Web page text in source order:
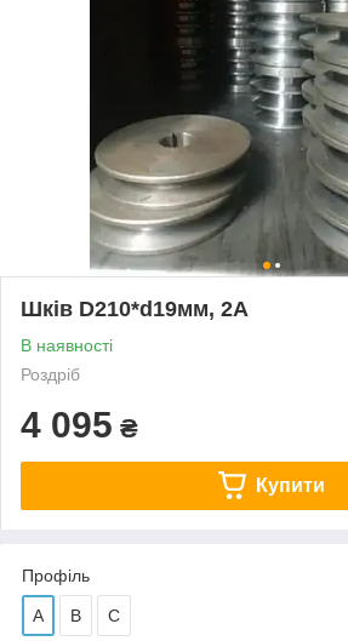
Шків D210*d19мм, 2А
В наявності
Роздріб
4 095 ₴
Купити
Профіль
А В С